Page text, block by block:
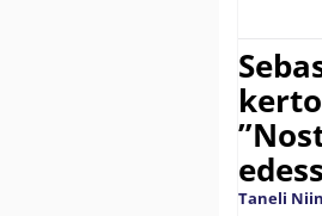
Taneli